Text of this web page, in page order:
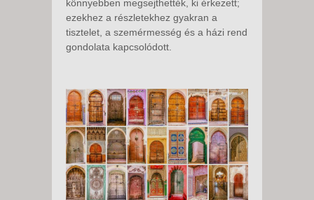
könnyebben megsejthették, ki érkezett;
ezekhez a részletekhez gyakran a
tisztelet, a szemérmesség és a házi rend
gondolata kapcsolódott.